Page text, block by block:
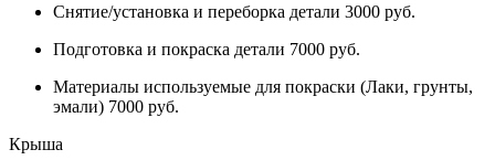
Снятие/установка и переборка детали 3000 руб.
Подготовка и покраска детали 7000 руб.
Материалы используемые для покраски (Лаки, грунты,
эмали) 7000 руб.
Крыша